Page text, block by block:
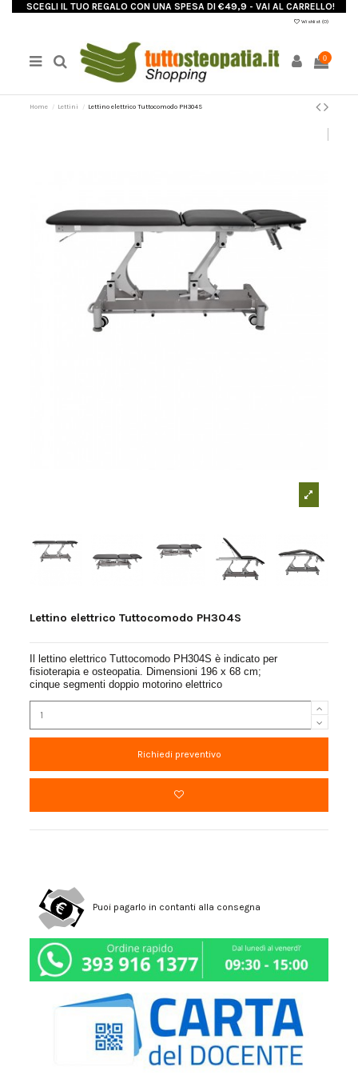
SCEGLI IL TUO REGALO CON UNA SPESA DI €49,9 - VAI AL CARRELLO!
Wishlist (0)
0
Home Lettini Lettino elettrico Tuttocomodo PH304S
Lettino elettrico Tuttocomodo PH304S
Il lettino elettrico Tuttocomodo PH304Sè indicato per
fisioterapia e osteopatia. Dimensioni 196 x 68 cm;
cinque segmenti doppio motorino elettrico
Puoi pagarlo in contanti alla consegna